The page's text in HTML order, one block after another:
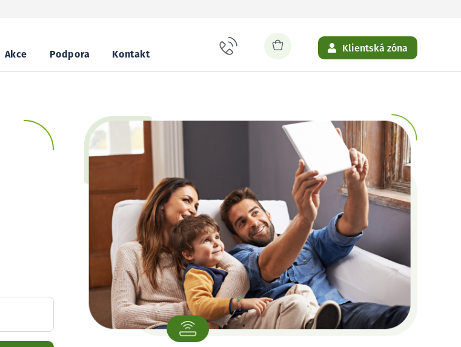
Akce Podpora Kontakt
Klientská zóna